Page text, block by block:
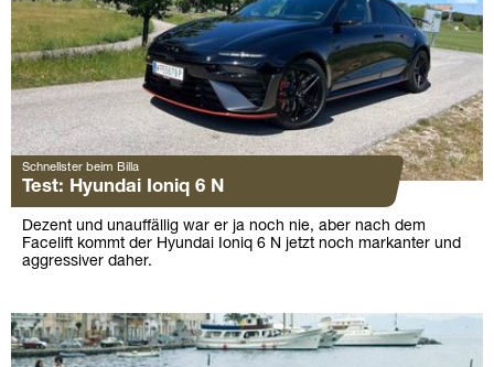
Schnellster beim Billa
Test: Hyundai Ioniq 6 N
Dezent und unauffällig war er ja noch nie, aber nach dem
Facelift kommt der Hyundai Ioniq 6 N jetzt noch markanter und
aggressiver daher.